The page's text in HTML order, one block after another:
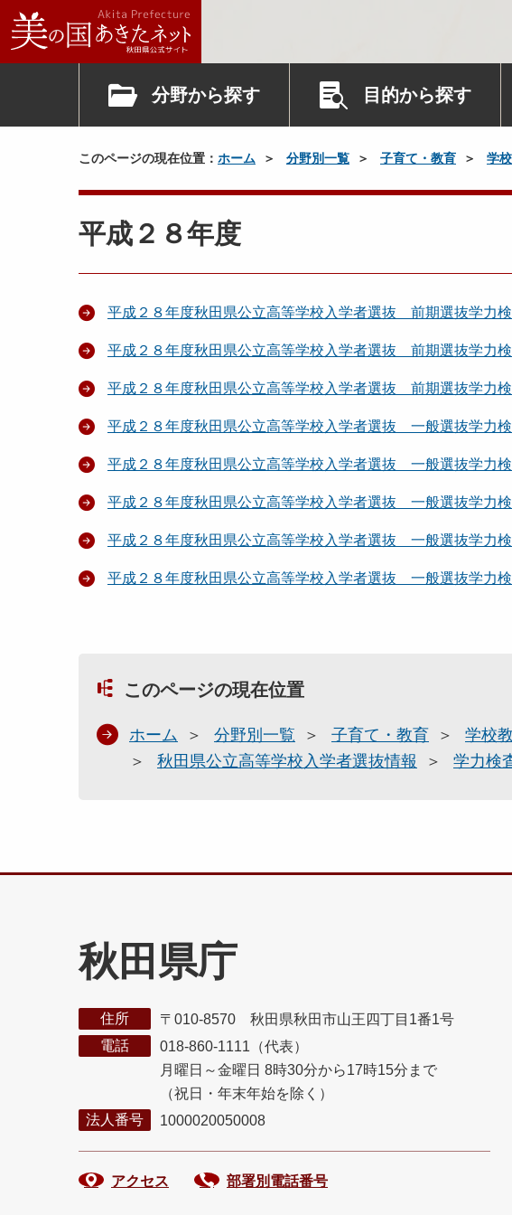
分野から探す 目的から探す
このページの現在位置： ホーム 分野別一覧 子育て・教育 学
平成２８年度
平成２８年度秋田県公立高等学校入学者選抜 前期選抜学力
平成２８年度秋田県公立高等学校入学者選抜 前期選抜学力
平成２８年度秋田県公立高等学校入学者選抜 前期選抜学力
平成２８年度秋田県公立高等学校入学者選抜 一般選抜学力
平成２８年度秋田県公立高等学校入学者選抜 一般選抜学力
平成２８年度秋田県公立高等学校入学者選抜 一般選抜学力
平成２８年度秋田県公立高等学校入学者選抜 一般選抜学力
平成２８年度秋田県公立高等学校入学者選抜 一般選抜学力
このページの現在位置
ホーム 分野別一覧 子育て・教育 学校
秋田県公立高等学校入学者選抜情報
学力検
秋田県庁
住所
〒010-8570 秋田県秋田市山王四丁目1番1号
電話
018-860-1111（代表）
月曜日～金曜日 8時30分から17時15分まで
（祝日・年末年始を除く）
法人番号
1000020050008
アクセス 部署別電話番号